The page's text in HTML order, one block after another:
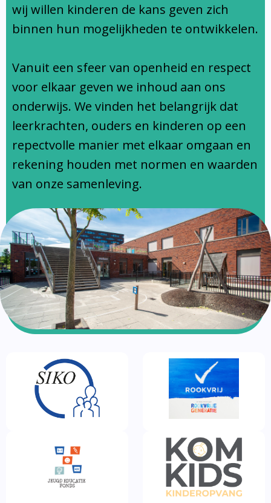
Ondersteuningsprofiel
wij willen kinderen de kans geven zich
binnen hun mogelijkheden te ontwikkelen.
Vanuit een sfeer van openheid en respect
voor elkaar geven we inhoud aan ons
onderwijs. We vinden het belangrijk dat
leerkrachten, ouders en kinderen op een
repectvolle manier met elkaar omgaan en
rekening houden met normen en waarden
van onze samenleving.